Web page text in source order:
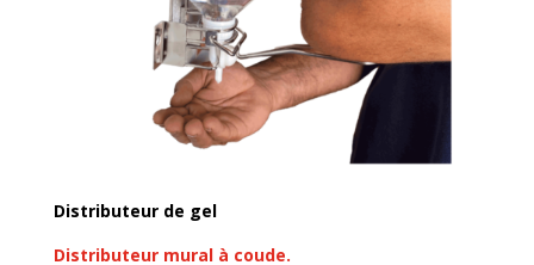
Distributeur de gel
Distributeur mural à coude.